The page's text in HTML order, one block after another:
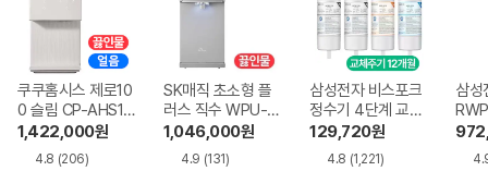
쿠쿠홈시스 제로10
0 슬림 CP-AHS10
0HEW
1,422,000원
4.8 (206)
SK매직 초소형 플
러스 직수 WPU-J
AC115SNS
1,046,000원
4.9 (131)
삼성전자 비스포크
정수기 4단계 교체
용 정수필터 HAF-
HIN
129,720원
4.8 (1,221)
삼성